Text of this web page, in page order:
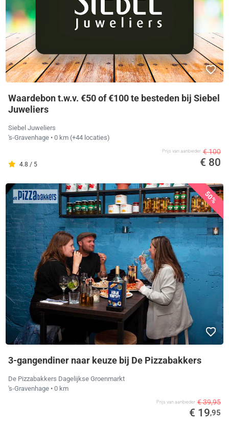
Waardebon t.w.v. €50 of €100 te besteden bij Siebel
Juweliers
Siebel Juweliers
's-Gravenhage • 0 km (+44 locaties)
4.8 / 5
Prijs van aanbieder € 100
€ 80
50%
3-gangendiner naar keuze bij De Pizzabakkers
De Pizzabakkers Dagelijkse Groenmarkt
's-Gravenhage • 0 km
Prijs van aanbieder € 39,95
€ 19,95